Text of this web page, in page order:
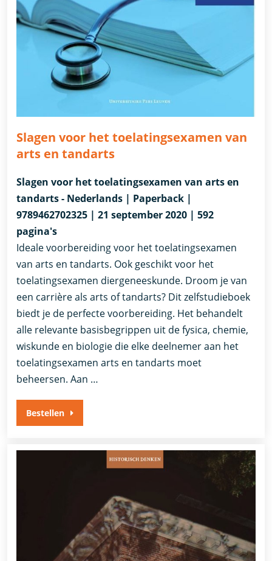
Slagen voor het toelatingsexamen van
arts en tandarts
Slagen voor het toelatingsexamen van arts en
tandarts - Nederlands | Paperback |
9789462702325 | 21 september 2020 | 592
pagina's
Ideale voorbereiding voor het toelatingsexamen
van arts en tandarts. Ook geschikt voor het
toelatingsexamen diergeneeskunde. Droom je van
een carrière als arts of tandarts? Dit zelfstudieboek
biedt je de perfecte voorbereiding. Het behandelt
alle relevante basisbegrippen uit de fysica, chemie,
wiskunde en biologie die elke deelnemer aan het
toelatingsexamen arts en tandarts moet
beheersen. Aan …
Bestellen